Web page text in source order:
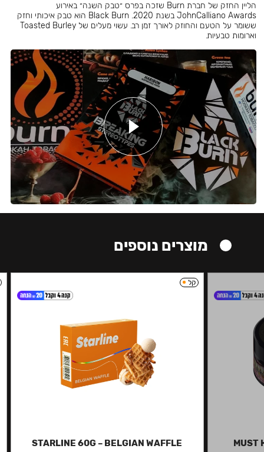
הליין החזק של חברת Burn שזכה בפרס ״טבק השנה״ באירוע
JohnCalliano Awards בשנת 2020. Black Burn הוא טבק איכותי וחזק
ששומר על הטעם והחוזק לאורך זמן רב. עשוי מעלים של Toasted Burley
וארומות טבעיות.
מוצרים נוספים
MUST
קל
STARLINE 60G – BELGIAN WAFFLE